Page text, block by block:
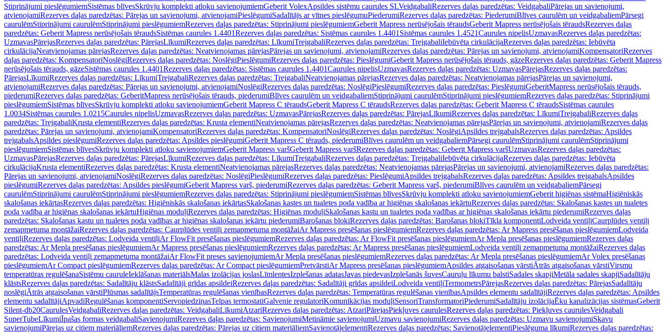
Stiprinājumi pieslēgumiemSistēmas blīvesSkrūvju komplekti atloku savienojumiemGeberit VolexApsildes sistēmu caurules SLVeidgabaliRezerves daļas paredzētas: VeidgabaliPārejas un savienojumi,
atvienojamiRezerves daļas paredzētas: Pārejas un savienojumi, atvienojamiPieslēgumiSadalītājs ar vītnes pieslēgumuPiederumiRezerves daļas paredzētas: PiederumiBlīves caurulēm un veidgabaliemPārsegi
caurulēmStiprinājumi caurulēmStiprinājumi pieslēgumiemRezerves daļas paredzētas: Stiprinājumi pieslēgumiemGeberit Mapress nerūsējošais tēraudsGeberit Mapress nerūsējošais tēraudsRezerves daļas
paredzētas: Geberit Mapress nerūsējošais tēraudsSistēmas caurules 1.4401Rezerves daļas paredzētas: Sistēmas caurules 1.4401 Sistēmas caurules 1.4521Caurules nipelisUzmavasRezerves daļas paredzētas:
UzmavasPārejasRezerves daļas paredzētas: PārejasLīkumiRezerves daļas paredzētas: LīkumiTrejgabaliRezerves daļas paredzētas: TrejgabaliIebūvēta cirkulācijaRezerves daļas paredzētas: Iebūvēta
cirkulācijaNeatvienojamas pārejasRezerves daļas paredzētas: Neatvienojamas pārejasPārejas un savienojumi, atvienojamiRezerves daļas paredzētas: Pārejas un savienojumi, atvienojamiKompensatoriRezerves
daļas paredzētas: KompensatoriNoslēgiRezerves daļas paredzētas: NoslēgiPieslēgumiRezerves daļas paredzētas: PieslēgumiGeberit Mapress nerūsējošais tērauds, gāzeRezerves daļas paredzētas: Geberit Mapress
nerūsējošais tērauds, gāzeSistēmas caurules 1.4401Rezerves daļas paredzētas: Sistēmas caurules 1.4401Caurules nipelisUzmavasRezerves daļas paredzētas: UzmavasPārejasRezerves daļas paredzētas:
PārejasLīkumiRezerves daļas paredzētas: LīkumiTrejgabaliRezerves daļas paredzētas: TrejgabaliNeatvienojamas pārejasRezerves daļas paredzētas: Neatvienojamas pārejasPārejas un savienojumi,
atvienojamiRezerves daļas paredzētas: Pārejas un savienojumi, atvienojamiNoslēgiRezerves daļas paredzētas: NoslēgiPieslēgumiRezerves daļas paredzētas: PieslēgumiGeberitMapress nerūsējošais tērauds,
piederumiRezerves daļas paredzētas: GeberitMapress nerūsējošais tērauds, piederumiBlīves caurulēm un veidgabaliemStiprinājumi caurulēmStiprinājumi pieslēgumiemRezerves daļas paredzētas: Stiprinājumi
pieslēgumiemSistēmas blīvesSkrūvju komplekti atloku savienojumiemGeberit Mapress C tēraudsGeberit Mapress C tēraudsRezerves daļas paredzētas: Geberit Mapress C tēraudsSistēmas caurules
1.0034Sistēmas caurules 1.0215Caurules nipelisUzmavasRezerves daļas paredzētas: UzmavasPārejasRezerves daļas paredzētas: PārejasLīkumiRezerves daļas paredzētas: LīkumiTrejgabaliRezerves daļas
paredzētas: TrejgabaliKrusta elementiRezerves daļas paredzētas: Krusta elementiNeatvienojamas pārejasRezerves daļas paredzētas: Neatvienojamas pārejasPārejas un savienojumi, atvienojamiRezerves daļas
paredzētas: Pārejas un savienojumi, atvienojamiKompensatoriRezerves daļas paredzētas: KompensatoriNoslēgiRezerves daļas paredzētas: NoslēgiApsildes trejgabalsRezerves daļas paredzētas: Apsildes
trejgabalsApsildes pieslēgumiRezerves daļas paredzētas: Apsildes pieslēgumiGeberit Mapress C tērauds, piederumiBlīves caurulēm un veidgabaliemPārsegi caurulēmStiprinājumi caurulēmStiprinājumi
pieslēgumiemSistēmas blīvesSkrūvju komplekti atloku savienojumiemGeberit Mapress varšGeberit Mapress varšRezerves daļas paredzētas: Geberit Mapress varšUzmavasRezerves daļas paredzētas:
UzmavasPārejasRezerves daļas paredzētas: PārejasLīkumiRezerves daļas paredzētas: LīkumiTrejgabaliRezerves daļas paredzētas: TrejgabaliIebūvēta cirkulācijaRezerves daļas paredzētas: Iebūvēta
cirkulācijaKrusta elementiRezerves daļas paredzētas: Krusta elementiNeatvienojamas pārejasRezerves daļas paredzētas: Neatvienojamas pārejasPārejas un savienojumi, atvienojamiRezerves daļas paredzētas:
Pārejas un savienojumi, atvienojamiNoslēgiRezerves daļas paredzētas: NoslēgiPieslēgumiRezerves daļas paredzētas: PieslēgumiApsildes trejgabalsRezerves daļas paredzētas: Apsildes trejgabalsApsildes
pieslēgumiRezerves daļas paredzētas: Apsildes pieslēgumiGeberit Mapress varš, piederumiRezerves daļas paredzētas: Geberit Mapress varš, piederumiBlīves caurulēm un veidgabaliemPārsegi
caurulēmStiprinājumi caurulēmStiprinājumi pieslēgumiemRezerves daļas paredzētas: Stiprinājumi pieslēgumiemSistēmas blīvesSkrūvju komplekti atloku savienojumiemGeberit higiēnas sistēmaHigiēniskās
skalošanas iekārtasRezerves daļas paredzētas: Higiēniskās skalošanas iekārtasSkalošanas kastes un tualetes poda vadība ar higiēnas skalošanas iekārtuRezerves daļas paredzētas: Skalošanas kastes un tualetes
poda vadība ar higiēnas skalošanas iekārtuHigiēnas moduļiRezerves daļas paredzētas: Higiēnas moduļiSkalošanas kastu un tualetes poda vadības ar higiēnas skalošanas iekārtu piederumiRezerves daļas
paredzētas: Skalošanas kastu un tualetes poda vadības ar higiēnas skalošanas iekārtu piederumiBarošanas blokiRezerves daļas paredzētas: Barošanas blokiTīkla komponentiLodveida ventiļiCaurplūdes ventiļi
zemapmetuma montāžaiRezerves daļas paredzētas: Caurplūdes ventiļi zemapmetuma montāžaiAr Mapress presēšanas pieslēgumiemRezerves daļas paredzētas: Ar Mapress presēšanas pieslēgumiemLodveida
ventiļiRezerves daļas paredzētas: Lodveida ventiļiAr FlowFit presēšanas pieslēgumiemRezerves daļas paredzētas: Ar FlowFit presēšanas pieslēgumiemAr Mepla presēšanas pieslēgumiemRezerves daļas
paredzētas: Ar Mepla presēšanas pieslēgumiemAr Mapress presēšanas pieslēgumiemRezerves daļas paredzētas: Ar Mapress presēšanas pieslēgumiemLodveida ventiļi zemapmetuma montāžaiRezerves daļas
paredzētas: Lodveida ventiļi zemapmetuma montāžaiAr FlowFit preses savienojumiemAr Mepla presēšanas pieslēgumiemRezerves daļas paredzētas: Ar Mepla presēšanas pieslēgumiemAr Volex presēšanas
pieslēgumiemAr Compact pieslēgumiemRezerves daļas paredzētas: Ar Compact pieslēgumiemPretvārstiAr Mapress presēšanas pieslēgumiemApsildes atgaisošanas vārstiĀtrās atgaisošanas vārstiVirsmu
temperatūras regulēšanaSistēmu cauruleIeklāšanas materiālsMalas izolācijas joslasLīmlentesIzplešanas adatasJavas piedevasIzplešanās šuvesCauruļu līkumu balstiSadales skapjiMetāla sadales skapjiSadalītāju
klāstsRezerves daļas paredzētas: Sadalītāju klāstsSadalītāji grīdas apsildeiRezerves daļas paredzētas: Sadalītāji grīdas apsildeiLodveida ventiļiTermometrsPārejasRezerves daļas paredzētas: PārejasSadalītāju
noslēgiĀtrās atgaisošanas vārstiPlūsmas sadalītājsTemperatūras regulēšanas vienībasRezerves daļas paredzētas: Temperatūras regulēšanas vienībasApsildes elementu sadalītājiRezerves daļas paredzētas: Apsildes
elementu sadalītājiApvadiRegulēšanas komponentiServopiedziņasTelpas termostatiGalvenie regulatoriKomunikācijas moduļiSensoriTransformatoriPiederumiSadalītāju izolācijaĒku kanalizācijas sistēmasGeberit
Silent-db20CaurulesVeidgabaliRezerves daļas paredzētas: VeidgabaliLīkumiAtzariRezerves daļas paredzētas: AtzariPārejasPiekļuves caurulesRezerves daļas paredzētas: Piekļuves caurulesVeidgabali
SuperTubeLīkumiĪpašas formas veidgabaliSavienojumiRezerves daļas paredzētas: SavienojumiMetināmie savienojumiUzmavu savienojumiRezerves daļas paredzētas: Uzmavu savienojumiSkavu
savienojumiPārejas uz citiem materiāliemRezerves daļas paredzētas: Pārejas uz citiem materiāliemSavienotājelementiRezerves daļas paredzētas: SavienotājelementiPieslēguma līkumiRezerves daļas paredzētas: